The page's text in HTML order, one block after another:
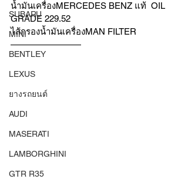
SUBARU
MINI
BENTLEY
LEXUS
ยางรถยนต์
AUDI
MASERATI
LAMBORGHINI
GTR R35
น้ำมันเครื่องMERCEDES BENZ แท้  OIL
GRADE 229.52
ไส้กรองน้ำมันเครื่องMAN FILTER
————————